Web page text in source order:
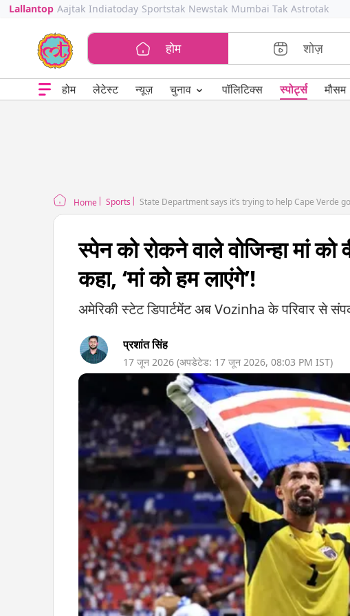
Lallantop Aajtak Indiatoday Sportstak Newstak Mumbai Tak Astrotak
होम शोज़
होम लेटेस्ट न्यूज़ चुनाव ⌄ पॉलिटिक्स स्पोर्ट्स मौसम
Home Sports State Department says it’s trying to help Cape Verde
स्पेन को रोकने वाले वोजिन्हा मां को
कहा, ‘मां को हम लाएंगे’!
अमेरिकी स्टेट डिपार्टमेंट अब Vozinha के परिवार से
प्रशांत सिंह
17 जून 2026 (अपडेटेड: 17 जून 2026, 08:03 PM IST)